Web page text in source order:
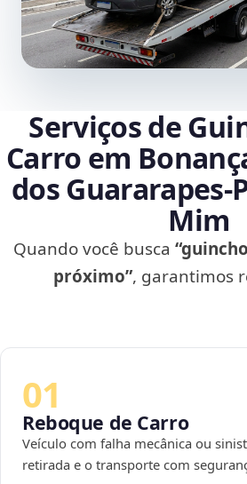
Serviços de
Carro em
dos
Mim
Quando você busca
próximo”, garantimos
01
Reboque de Carro
Veículo com falha mecânica ou
retirada e o transporte com